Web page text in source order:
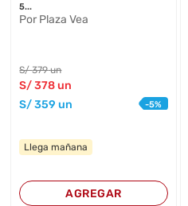
5...
Por Plaza Vea
S/379 un
S/378 un
S/359 un -5%
Llega mañana
AGREGAR